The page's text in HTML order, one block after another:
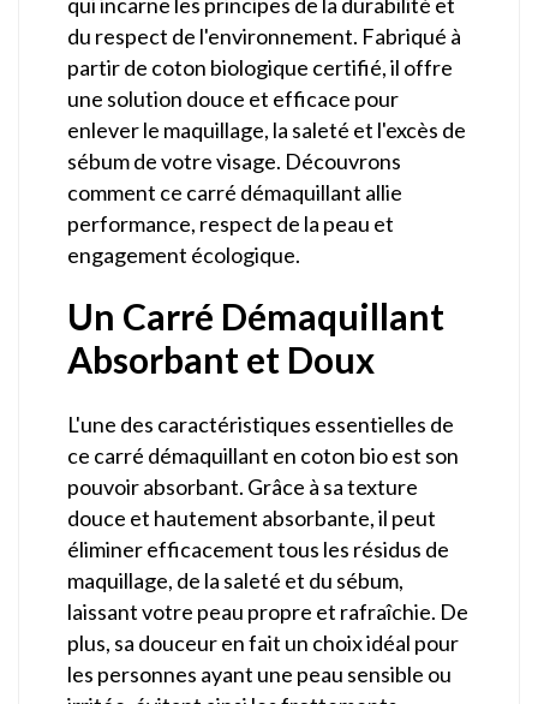
du respect de l'environnement. Fabriqué à
partir de coton biologique certifié, il offre
une solution douce et efficace pour
enlever le maquillage, la saleté et l'excès de
sébum de votre visage. Découvrons
comment ce carré démaquillant allie
performance, respect de la peau et
engagement écologique.
Un Carré Démaquillant
Absorbant et Doux
L'une des caractéristiques essentielles de
ce carré démaquillant en coton bio est son
pouvoir absorbant. Grâce à sa texture
douce et hautement absorbante, il peut
éliminer efficacement tous les résidus de
maquillage, de la saleté et du sébum,
laissant votre peau propre et rafraîchie. De
plus, sa douceur en fait un choix idéal pour
les personnes ayant une peau sensible ou